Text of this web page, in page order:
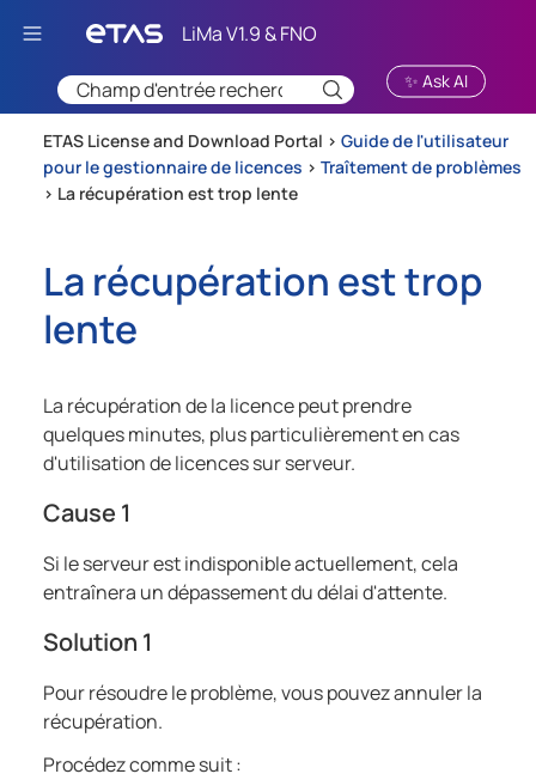
Passer au contenu principal
✨ Ask AI
ETAS License and Download Portal > Guide de l'utilisateur
pour le gestionnaire de licences > Traîtement de problèmes
> La récupération est trop lente
La récupération est trop
lente
La récupération de la licence peut prendre
quelques minutes, plus particulièrement en cas
d'utilisation de licences sur serveur.
Cause 1
Si le serveur est indisponible actuellement, cela
entraînera un dépassement du délai d'attente.
Solution 1
Pour résoudre le problème, vous pouvez annuler la
récupération.
Procédez comme suit :